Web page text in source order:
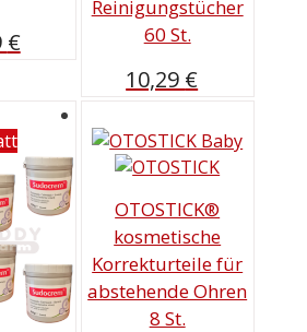
€
Reinigungstücher
60 St.
10,29 €
OTOSTICK®
kosmetische
Korrekturteile für
abstehende Ohren
8 St.